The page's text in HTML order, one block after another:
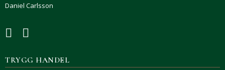
Daniel Carlsson
TRYGG HANDEL